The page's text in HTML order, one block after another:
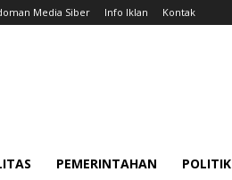
Media Siber Info Iklan Kontak
PEMERINTAHAN POLITIK